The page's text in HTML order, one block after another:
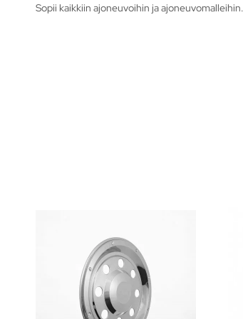
Sopii kaikkiin ajoneuvoihin ja ajoneuvomalleihin.